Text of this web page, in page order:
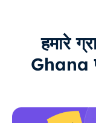
हमारे
Ghana